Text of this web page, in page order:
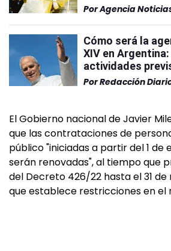
PorAgencia
Cómo será la
XIV en
actividades
PorRedacción
El Gobierno nacional de Javier
que las contrataciones de
público "iniciadas a partir del 1 de
serán renovadas", al tiempo que
del Decreto 426/22 hasta el 31 de
que establece restricciones en el